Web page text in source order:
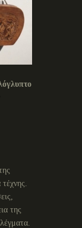
της